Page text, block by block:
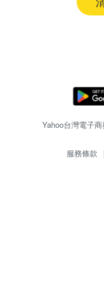
Yahoo台灣電子
服務條款